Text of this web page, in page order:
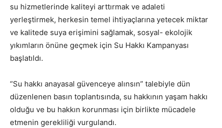
su hizmetlerinde kaliteyi arttırmak ve adaleti
yerleştirmek, herkesin temel ihtiyaçlarına yetecek miktar
ve kalitede suya erişimini sağlamak, sosyal- ekolojik
yıkımların önüne geçmek için Su Hakkı Kampanyası
başlatıldı.
“Su hakkı anayasal güvenceye alınsın” talebiyle dün
düzenlenen basın toplantısında, su hakkının yaşam hakkı
olduğu ve bu hakkın korunması için birlikte mücadele
etmenin gerekliliği vurgulandı.